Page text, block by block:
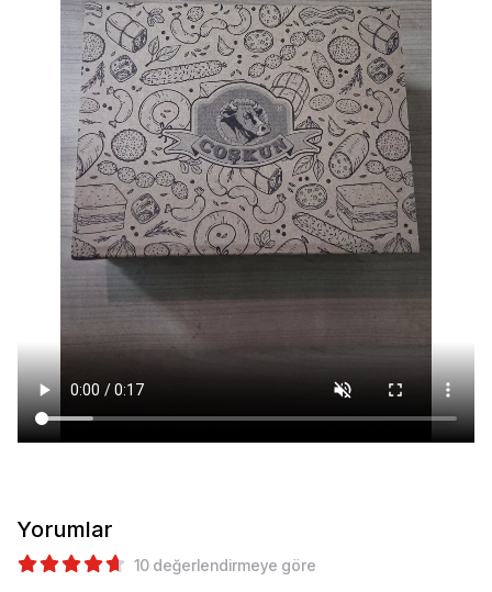
Yorumlar
10 değerlendirmeye göre